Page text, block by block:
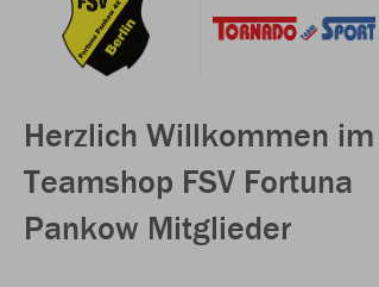
Herzlich Willkommen im
Teamshop FSV Fortuna
Pankow Mitglieder